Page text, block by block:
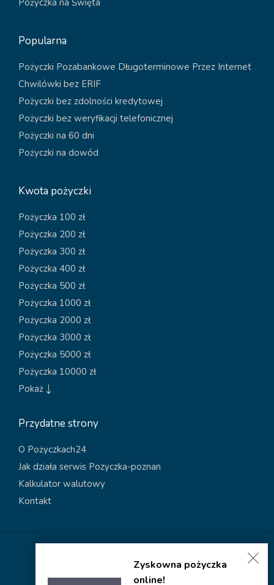
Zyskowna pożyczka
online!
Pożyczka na Święta
Popularna
Pożyczki Pozabankowe Długoterminowe Przez Internet
Chwilówki bez ERIF
Pożyczki bez zdolności kredytowej
Pożyczki bez weryfikacji telefonicznej
Pożyczki na 60 dni
Pożyczki na dowód
Kwota pożyczki
Pożyczka 100 zł
Pożyczka 200 zł
Pożyczka 300 zł
Pożyczka 400 zł
Pożyczka 500 zł
Pożyczka 1000 zł
Pożyczka 2000 zł
Pożyczka 3000 zł
Pożyczka 5000 zł
Pożyczka 10000 zł
Pokaż
Przydatne strony
O Pożyczkach24
Jak działa serwis Pozyczka-poznan
Kalkulator walutowy
Kontakt
Polityka prywatności